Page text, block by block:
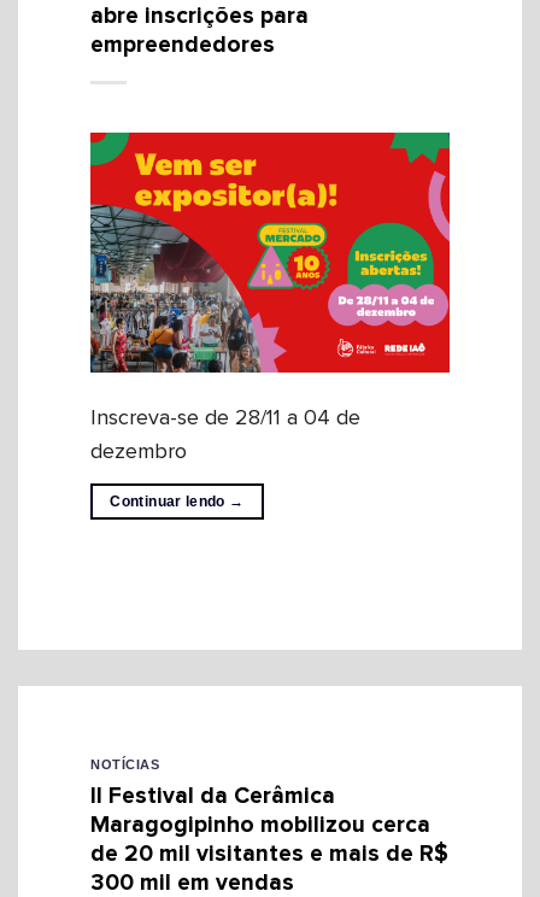
abre inscrições para
empreendedores
Inscreva-se de 28/11 a 04 de
dezembro
Continuar lendo →
NOTÍCIAS
II Festival da Cerâmica
Maragogipinho mobilizou cerca
de 20 mil visitantes e mais de R$
300 mil em vendas